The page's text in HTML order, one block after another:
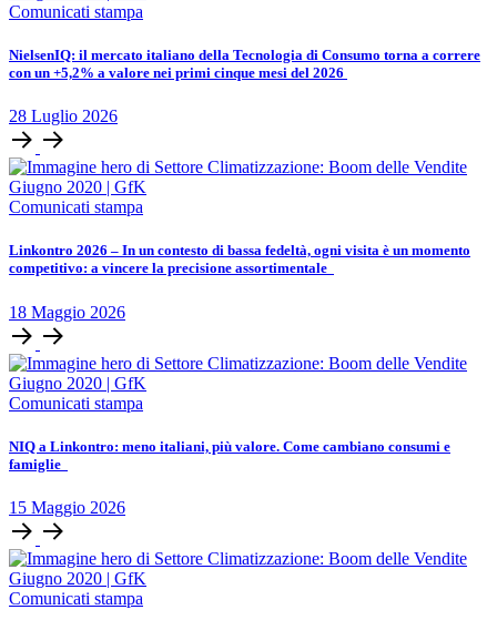
Comunicati stampa
​​​​NielsenIQ: il mercato italiano della Tecnologia di Consumo torna a correre
con un +5,2% a valore nei primi cinque mesi del 2026
28 Luglio 2026
Comunicati stampa
Linkontro 2026 – In un contesto di bassa fedeltà, ogni visita è un momento
competitivo: a vincere la precisione assortimentale
18 Maggio 2026
Comunicati stampa
NIQ a Linkontro: meno italiani, più valore. Come cambiano consumi e
famiglie
15 Maggio 2026
Comunicati stampa